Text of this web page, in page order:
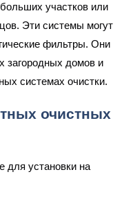
участков или
Эти системы могут
фильтры. Они
загородных домов и
системах очистки.
очистных
для установки на